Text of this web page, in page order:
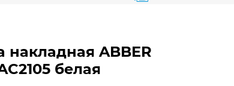
накладная ABBER
белая